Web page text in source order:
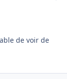
de voir de